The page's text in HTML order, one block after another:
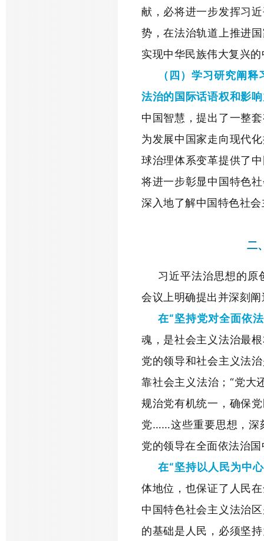
献，必将进一步发挥习
势，在法治轨道上推进
实现中华民族伟大复兴
（四）学习研究阐
法治的国际话语权和影
中国智慧，提出了一整
为发展中国家走向现代
球治理体系变革提供了
将进一步彰显中国特色
深入地了解中国特色社
二
习近平法治思想的原
会议上明确提出并深刻
在“坚持党对全面依
魂，是社会主义法治最
党的领导和社会主义法
靠社会主义法治；“党大
规治党有机统一，确保
党……这些重要思想，深
党的领导在全面依法治
在“坚持以人民为中
体地位，也保证了人民
中国特色社会主义法治
的基础是人民，必须坚